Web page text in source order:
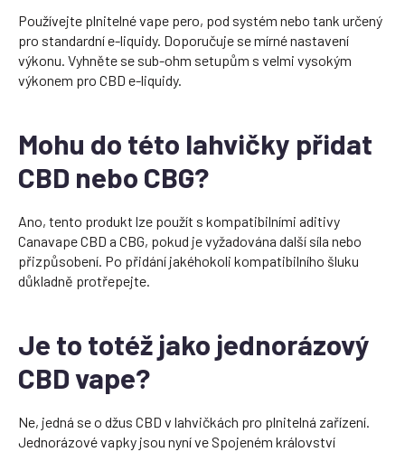
Používejte plnitelné vape pero, pod systém nebo tank určený
pro standardní e-liquidy. Doporučuje se mírné nastavení
výkonu. Vyhněte se sub-ohm setupům s velmi vysokým
výkonem pro CBD e-liquidy.
Mohu do této lahvičky přidat
CBD nebo CBG?
Ano, tento produkt lze použít s kompatibilními aditivy
Canavape CBD a CBG, pokud je vyžadována další síla nebo
přizpůsobení. Po přidání jakéhokoli kompatibilního šluku
důkladně protřepejte.
Je to totéž jako jednorázový
CBD vape?
Ne, jedná se o džus CBD v lahvičkách pro plnitelná zařízení.
Jednorázové vapky jsou nyní ve Spojeném království